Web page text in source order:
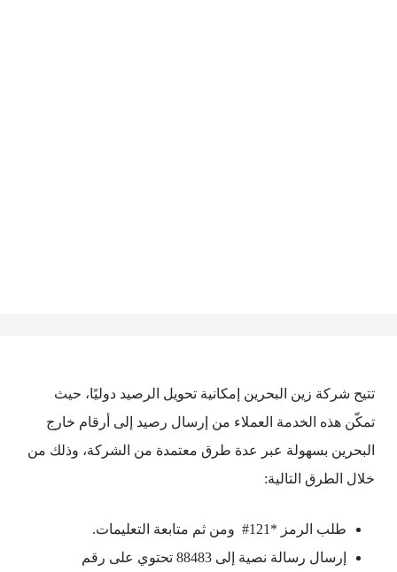
تتيح شركة زين البحرين إمكانية تحويل الرصيد دوليًا، حيث
تمكّن هذه الخدمة العملاء من إرسال رصيد إلى أرقام خارج
البحرين بسهولة عبر عدة طرق معتمدة من الشركة، وذلك من
خلال الطرق التالية:
طلب الرمز *121# ومن ثم متابعة التعليمات.
إرسال رسالة نصية إلى 88483 تحتوي على رقم